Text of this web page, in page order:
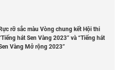
rỡ sắc màu Vòng chung kết Hội thi
hát Sen Vàng 2023” và “Tiếng hát
Vàng Mở rộng 2023”